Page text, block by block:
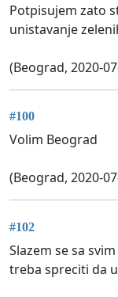
Potpisujem zato
unistavanje
(Beograd, 2020-
#100
Volim Beograd
(Beograd, 2020-
#102
Slazem se sa
treba spreciti da